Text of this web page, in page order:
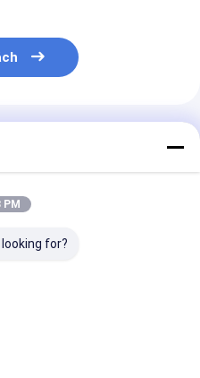
PM
for?